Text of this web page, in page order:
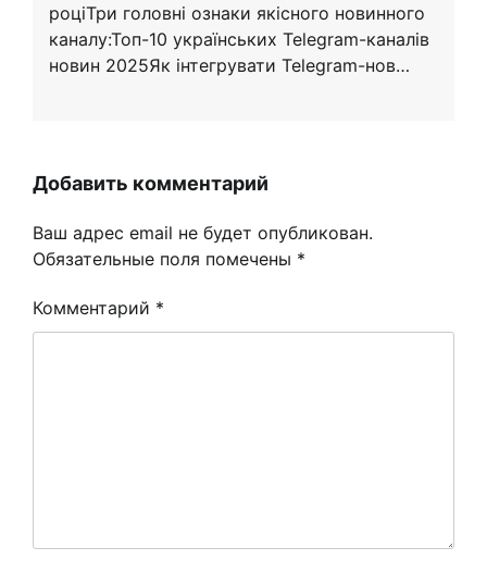
роціТри головні ознаки якісного новинного
каналу:Топ-10 українських Telegram-каналів
новин 2025Як інтегрувати Telegram-нов…
Добавить комментарий
Ваш адрес email не будет опубликован.
Обязательные поля помечены *
Комментарий *